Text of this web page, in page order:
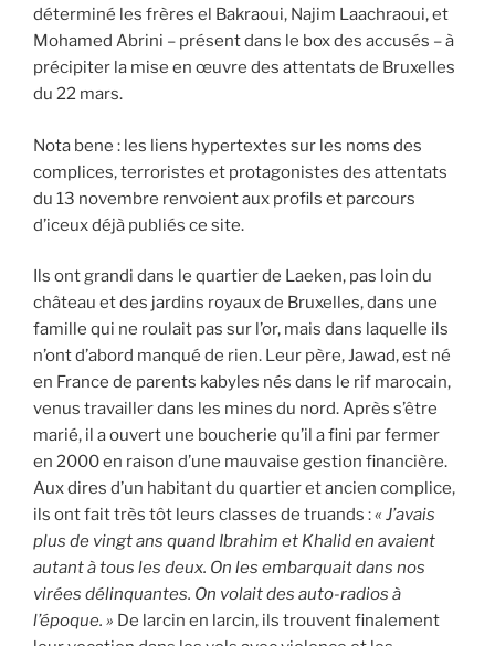
déterminé les frères el Bakraoui, Najim Laachraoui, et
Mohamed Abrini – présent dans le box des accusés – à
précipiter la mise en œuvre des attentats de Bruxelles
du 22 mars.
Nota bene : les liens hypertextes sur les noms des
complices, terroristes et protagonistes des attentats
du 13 novembre renvoient aux profils et parcours
d’iceux déjà publiés ce site.
Ils ont grandi dans le quartier de Laeken, pas loin du
château et des jardins royaux de Bruxelles, dans une
famille qui ne roulait pas sur l’or, mais dans laquelle ils
n’ont d’abord manqué de rien. Leur père, Jawad, est né
en France de parents kabyles nés dans le rif marocain,
venus travailler dans les mines du nord. Après s’être
marié, il a ouvert une boucherie qu’il a fini par fermer
en 2000 en raison d’une mauvaise gestion financière.
Aux dires d’un habitant du quartier et ancien complice,
ils ont fait très tôt leurs classes de truands :« J’avais
plus de vingt ans quand Ibrahim et Khalid en avaient
autant à tous les deux. On les embarquait dans nos
virées délinquantes. On volait des auto-radios à
l’époque. » De larcin en larcin, ils trouvent finalement